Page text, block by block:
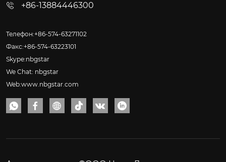
+86-13884446300
Телефон:+86-574-63271102
Факс:+86-574-63223101
Skype:nbgstar
We Chat: nbgstar
Web:www.nbgstar.com
     